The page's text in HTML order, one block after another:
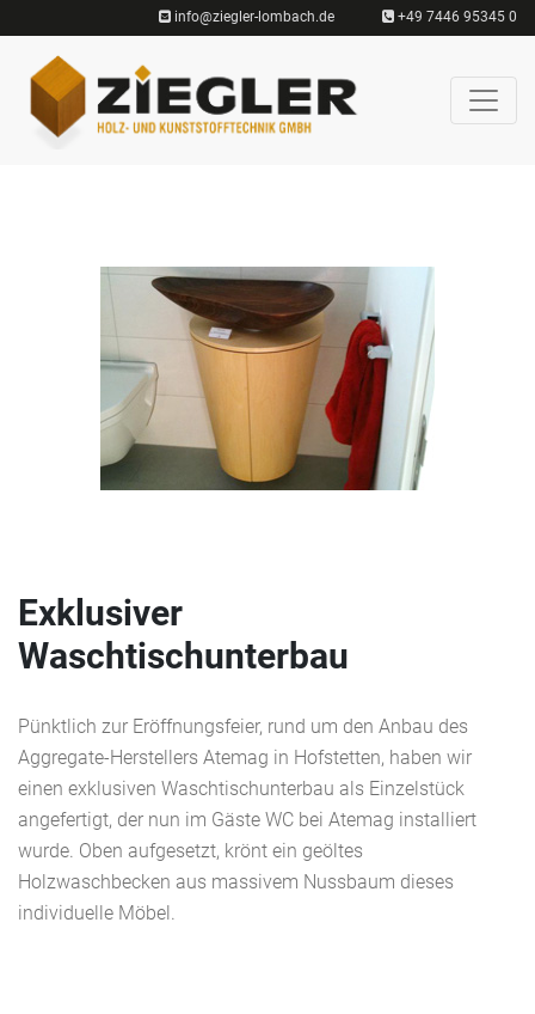
info@ziegler-lombach.de +49 7446 95345 0
Exklusiver
Waschtischunterbau
Pünktlich zur Eröffnungsfeier, rund um den Anbau des
Aggregate-Herstellers Atemag in Hofstetten, haben wir
einen exklusiven Waschtischunterbau als Einzelstück
angefertigt, der nun im Gäste WC bei Atemag installiert
wurde. Oben aufgesetzt, krönt ein geöltes
Holzwaschbecken aus massivem Nussbaum dieses
individuelle Möbel.